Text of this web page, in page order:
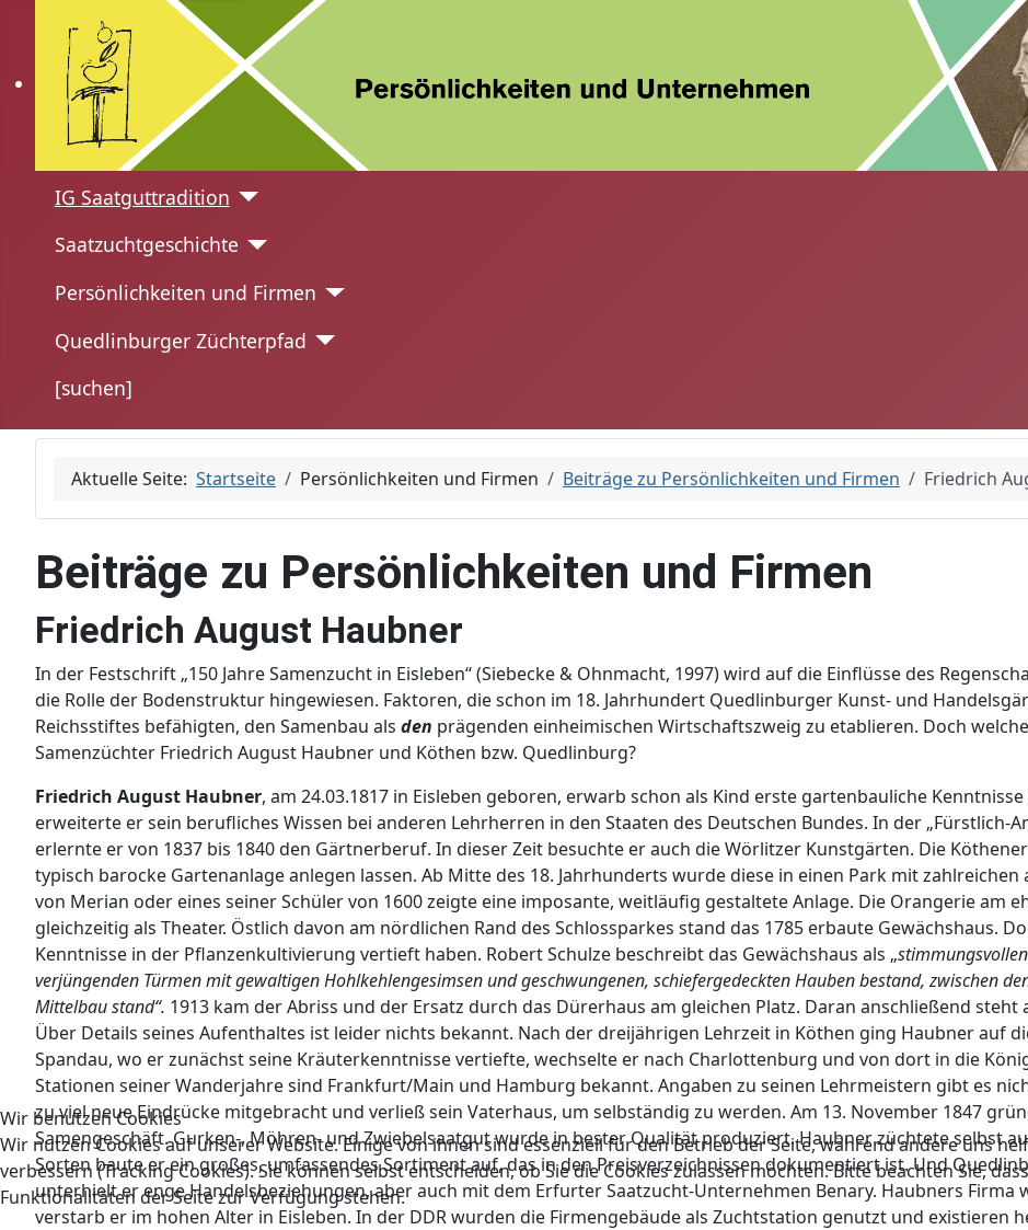
IG Saatguttradition
Saatzuchtgeschichte
Persönlichkeiten und Firmen
Quedlinburger Züchterpfad
[suchen]
Aktuelle Seite: Startseite Persönlichkeiten und Firmen Beiträge zu Persönlichkeiten und Firmen Friedrich
Beiträge zu Persönlichkeiten und Firmen
Friedrich August Haubner
In der Festschrift „150 Jahre Samenzucht in Eisleben“ (Siebecke & Ohnmacht, 1997) wird auf die Einflüsse des
die Rolle der Bodenstruktur hingewiesen. Faktoren, die schon im 18. Jahrhundert Quedlinburger Kunst- und
Reichsstiftes befähigten, den Samenbau als den prägenden einheimischen Wirtschaftszweig zu etablieren. Doch
Samenzüchter Friedrich August Haubner und Köthen bzw. Quedlinburg?
Friedrich August Haubner, am 24.03.1817 in Eisleben geboren, erwarb schon als Kind erste gartenbauliche
erweiterte er sein berufliches Wissen bei anderen Lehrherren in den Staaten des Deutschen Bundes. In der „Fürstlich-
erlernte er von 1837 bis 1840 den Gärtnerberuf. In dieser Zeit besuchte er auch die Wörlitzer Kunstgärten. Die
typisch barocke Gartenanlage anlegen lassen. Ab Mitte des 18. Jahrhunderts wurde diese in einen Park mit
von Merian oder eines seiner Schüler von 1600 zeigte eine imposante, weitläufig gestaltete Anlage. Die Orangerie am
gleichzeitig als Theater. Östlich davon am nördlichen Rand des Schlossparkes stand das 1785 erbaute Gewächshaus.
Kenntnisse in der Pflanzenkultivierung vertieft haben. Robert Schulze beschreibt das Gewächshaus als „
verjüngenden Türmen mit gewaltigen Hohlkehlengesimsen und geschwungenen, schiefergedeckten Hauben bestand, zwischen
Mittelbau stand“. 1913 kam der Abriss und der Ersatz durch das Dürerhaus am gleichen Platz. Daran anschließend
Über Details seines Aufenthaltes ist leider nichts bekannt. Nach der dreijährigen Lehrzeit in Köthen ging Haubner auf
Spandau, wo er zunächst seine Kräuterkenntnisse vertiefte, wechselte er nach Charlottenburg und von dort in die
Stationen seiner Wanderjahre sind Frankfurt/Main und Hamburg bekannt. Angaben zu seinen Lehrmeistern gibt es
zu viel neue Eindrücke mitgebracht und verließ sein Vaterhaus, um selbständig zu werden. Am 13. November 1847
Samengeschäft. Gurken-, Möhren- und Zwiebelsaatgut wurde in bester Qualität produziert. Haubner züchtete selbst
Sorten baute er ein großes, umfassendes Sortiment auf, das in den Preisverzeichnissen dokumentiert ist. Und
unterhielt er enge Handelsbeziehungen, aber auch mit dem Erfurter Saatzucht-Unternehmen Benary. Haubners Firma
verstarb er im hohen Alter in Eisleben. In der DDR wurden die Firmengebäude als Zuchtstation genutzt und existieren
Wir benutzen Cookies
Wir nutzen Cookies auf unserer Website. Einige von ihnen sind essenziell für den Betrieb der Seite, während andere uns
verbessern (Tracking Cookies). Sie können selbst entscheiden, ob Sie die Cookies zulassen möchten. Bitte beachten Sie,
Funktionalitäten der Seite zur Verfügung stehen.